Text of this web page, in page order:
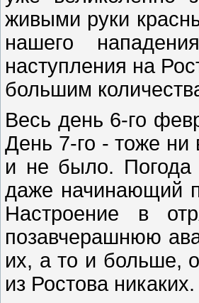
живыми руки
нашего
наступления на
большим
Весь день 6-го
День 7-го - тоже ни
и не было. Погода
даже начинающий
Настроение в
позавчерашнюю
их, а то и больше,
из Ростова никаких.